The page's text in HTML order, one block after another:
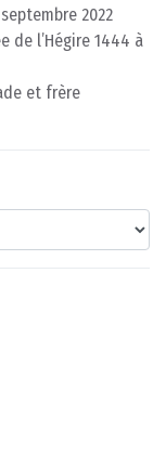
2022
de l’Hégire 1444 à
et frère